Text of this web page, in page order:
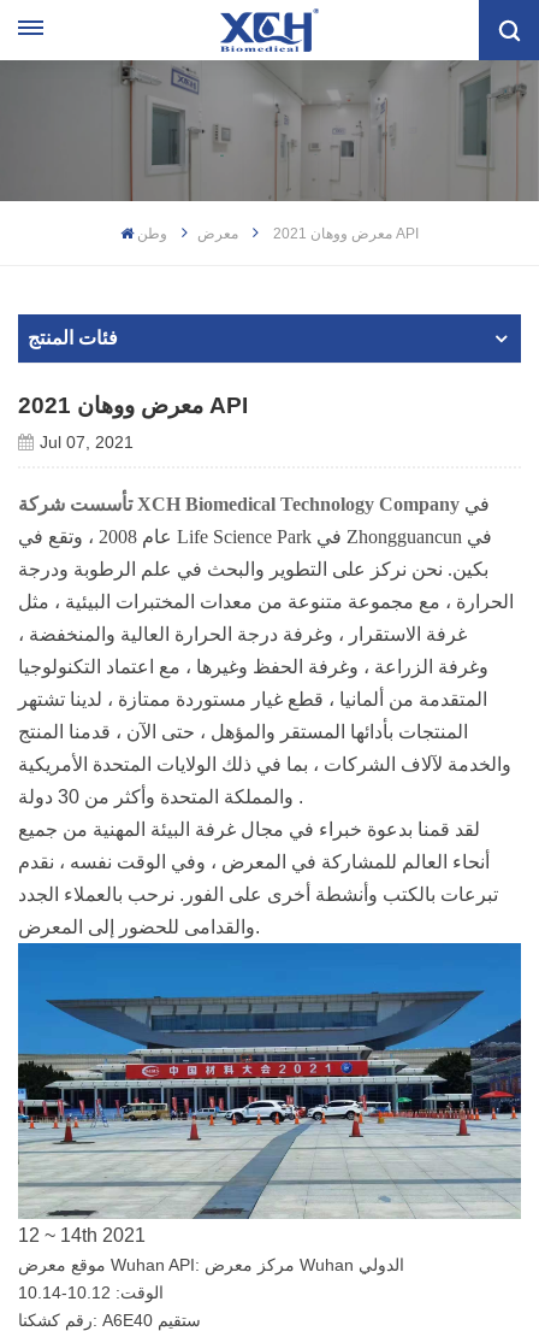
وطن معرض 2021 معرض ووهان API
فئات المنتج
2021 معرض ووهان API
Jul 07, 2021
تأسست شركة XCH Biomedical Technology Company في
عام 2008 ، وتقع في Life Science Park في Zhongguancun في
بكين. نحن نركز على التطوير والبحث في علم الرطوبة ودرجة
الحرارة ، مع مجموعة متنوعة من معدات المختبرات البيئية ، مثل
غرفة الاستقرار ، وغرفة درجة الحرارة العالية والمنخفضة ،
وغرفة الزراعة ، وغرفة الحفظ وغيرها ، مع اعتماد التكنولوجيا
المتقدمة من ألمانيا ، قطع غيار مستوردة ممتازة ، لدينا تشتهر
المنتجات بأدائها المستقر والمؤهل ، حتى الآن ، قدمنا ​​المنتج
والخدمة لآلاف الشركات ، بما في ذلك الولايات المتحدة الأمريكية
.
لقد قمنا بدعوة خبراء في مجال غرفة البيئة المهنية من جميع
أنحاء العالم للمشاركة في المعرض ، وفي الوقت نفسه ، نقدم
تبرعات بالكتب وأنشطة أخرى على الفور. نرحب بالعملاء الجدد
والقدامى للحضور إلى المعرض.
12 ~ 14th 2021
موقع معرض Wuhan API: مركز معرض Wuhan الدولي
الوقت: 10.12-10.14
رقم كشكنا: A6E40 ستقيم